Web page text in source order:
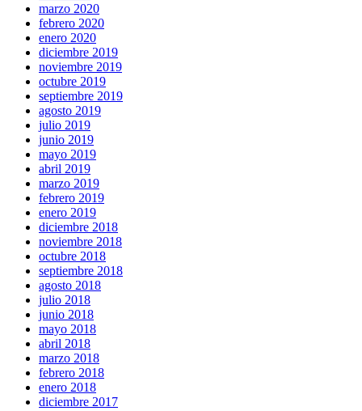
marzo 2020
febrero 2020
enero 2020
diciembre 2019
noviembre 2019
octubre 2019
septiembre 2019
agosto 2019
julio 2019
junio 2019
mayo 2019
abril 2019
marzo 2019
febrero 2019
enero 2019
diciembre 2018
noviembre 2018
octubre 2018
septiembre 2018
agosto 2018
julio 2018
junio 2018
mayo 2018
abril 2018
marzo 2018
febrero 2018
enero 2018
diciembre 2017